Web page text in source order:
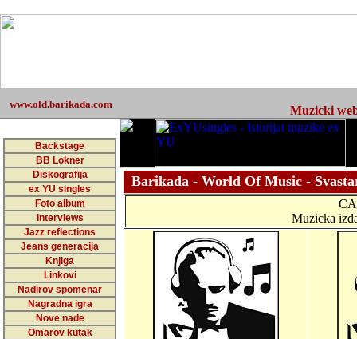
www.old.barikada.com Muzicki
Backstage
BB Lokner
Diskografija
ex YU singles
Foto album
Interviews
Jazz reflections
Jeans generacija
Knjiga
Linkovi
Nadirov spomenar
Nagradna igra
Nove nade
Omarov kutak
Barikada - World Of Music -
Muzicka